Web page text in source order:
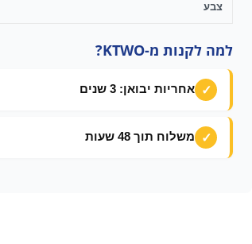
צבע
למה לקנות מ-KTWO?
אחריות יבואן: 3 שנים
משלוח תוך 48 שעות